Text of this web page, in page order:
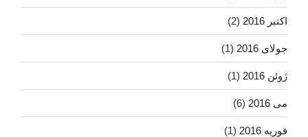
اکتبر 2016 (2)
جولای 2016 (1)
ژوئن 2016 (1)
می 2016 (6)
فوریه 2016 (1)